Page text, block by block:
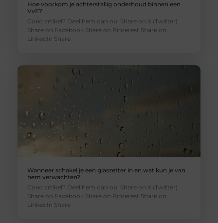
Hoe voorkom je achterstallig onderhoud binnen een
VvE?
Goed artikel? Deel hem dan op: Share on X (Twitter)
Share on Facebook Share on Pinterest Share on
LinkedIn Share
Wanneer schakel je een glaszetter in en wat kun je van
hem verwachten?
Goed artikel? Deel hem dan op: Share on X (Twitter)
Share on Facebook Share on Pinterest Share on
LinkedIn Share